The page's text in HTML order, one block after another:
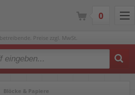
Preise zzgl. MwSt.
results.
Blöcke & Papiere
0